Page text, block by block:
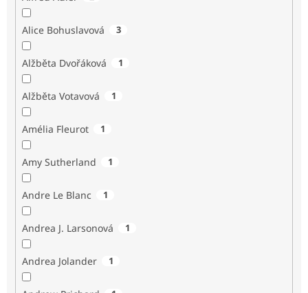
Alice Bohuslavová 3
Alžběta Dvořáková 1
Alžběta Votavová 1
Amélia Fleurot 1
Amy Sutherland 1
Andre Le Blanc 1
Andrea J. Larsonová 1
Andrea Jolander 1